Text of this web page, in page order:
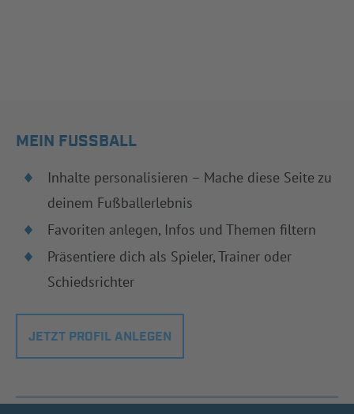
MEIN FUSSBALL
Inhalte personalisieren – Mache diese Seite zu
deinem Fußballerlebnis
Favoriten anlegen, Infos und Themen filtern
Präsentiere dich als Spieler, Trainer oder
Schiedsrichter
JETZT PROFIL ANLEGEN